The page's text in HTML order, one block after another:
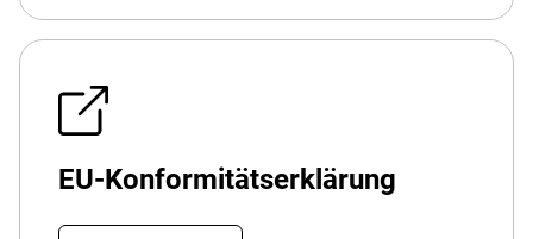
EU-Konformitätserklärung